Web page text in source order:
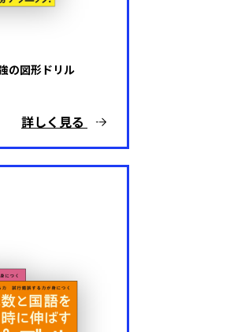
の図形ドリル
詳しく見る